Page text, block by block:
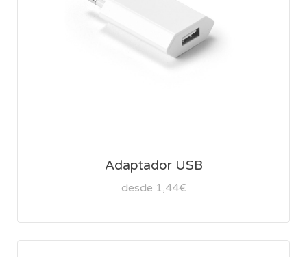
Adaptador USB
desde 1,44€